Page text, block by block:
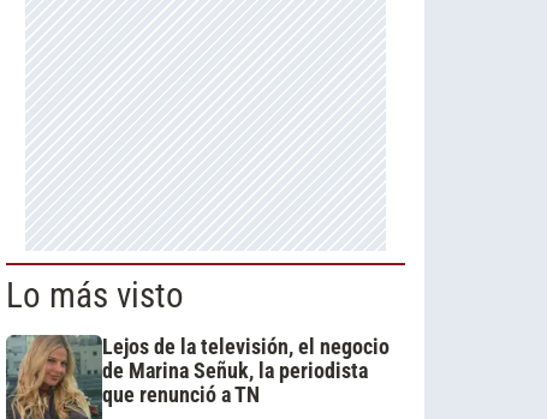
Lo más visto
Lejos de la televisión, el negocio
de Marina Señuk, la periodista
que renunció a TN